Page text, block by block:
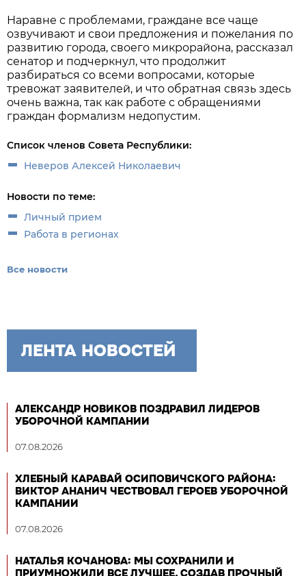
Наравне с проблемами, граждане все чаще
озвучивают и свои предложения и пожелания по
развитию города, своего микрорайона, рассказал
сенатор и подчеркнул, что продолжит
разбираться со всеми вопросами, которые
тревожат заявителей, и что обратная связь здесь
очень важна, так как работе с обращениями
граждан формализм недопустим.
Список членов Совета Республики:
Неверов Алексей Николаевич
Новости по теме:
Личный прием
Работа в регионах
Все новости
ЛЕНТА НОВОСТЕЙ
АЛЕКСАНДР НОВИКОВ ПОЗДРАВИЛ ЛИДЕРОВ
УБОРОЧНОЙ КАМПАНИИ
07.08.2026
ХЛЕБНЫЙ КАРАВАЙ ОСИПОВИЧСКОГО РАЙОНА:
ВИКТОР АНАНИЧ ЧЕСТВОВАЛ ГЕРОЕВ УБОРОЧНОЙ
КАМПАНИИ
07.08.2026
НАТАЛЬЯ КОЧАНОВА: МЫ СОХРАНИЛИ И
ПРИУМНОЖИЛИ ВСЕ ЛУЧШЕЕ, СОЗДАВ ПРОЧНЫЙ